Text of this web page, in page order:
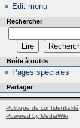
Edit menu
Rechercher
Boîte à outils
Pages spéciales
Partager
Politique de confidentialité
Powered by MediaWiki